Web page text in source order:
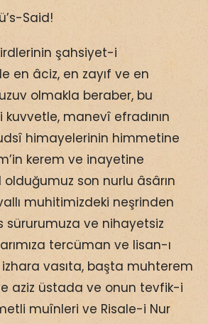
Said!
şahsiyet-i
en âciz, en zayıf ve en
olmakla beraber, bu
kuvvetle, manevî efradının
himayelerinin himmetine
kerem ve inayetine
son nurlu âsârın
muhitimizdeki neşrinden
sürurumuza ve nihayetsiz
tercüman ve lisan-ı
izhara vasıta, başta muhterem
aziz üstada ve onun tevfik-i
muînleri ve Risale-i Nur